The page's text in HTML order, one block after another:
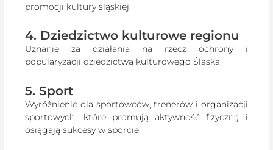
promocji kultury śląskiej.
4. Dziedzictwo kulturowe regionu
Uznanie za działania na rzecz ochrony i
popularyzacji dziedzictwa kulturowego Śląska.
5. Sport
Wyróżnienie dla sportowców, trenerów i organizacji
sportowych, które promują aktywność fizyczną i
osiągają sukcesy w sporcie.